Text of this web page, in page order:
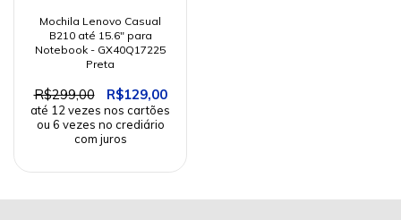
Mochila Lenovo Casual
B210 até 15.6" para
Notebook - GX40Q17225
Preta
R$299,00 R$129,00